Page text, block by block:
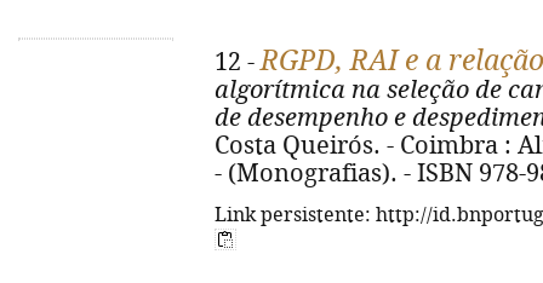
12 -RGPD, RAI e a
algorítmica na seleção de
de desempenho e
Costa Queirós. - Coimbra :
- (Monografias). - ISBN 978-
Link persistente: http://